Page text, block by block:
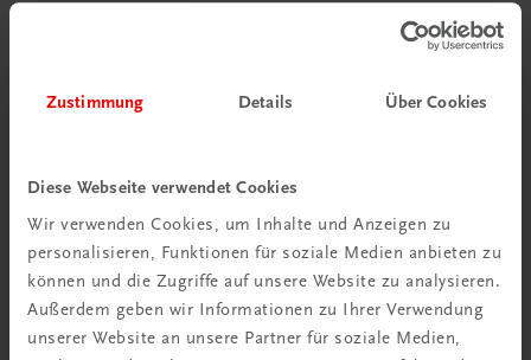
Zustimmung Details Über Cookies
Diese Webseite verwendet Cookies
Wir verwenden Cookies, um Inhalte und Anzeigen zu
personalisieren, Funktionen für soziale Medien anbieten zu
können und die Zugriffe auf unsere Website zu analysieren.
Außerdem geben wir Informationen zu Ihrer Verwendung
unserer Website an unsere Partner für soziale Medien,